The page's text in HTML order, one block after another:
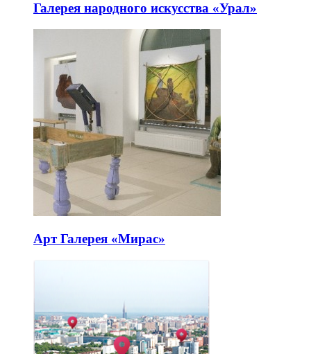
Галерея народного искусства «Урал»
Арт Галерея «Мирас»